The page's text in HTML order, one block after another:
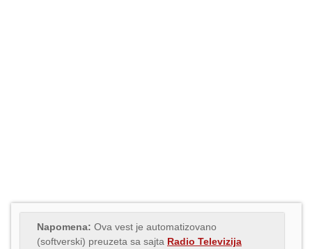
Napomena: Ova vest je automatizovano
(softverski) preuzeta sa sajta Radio Televizija